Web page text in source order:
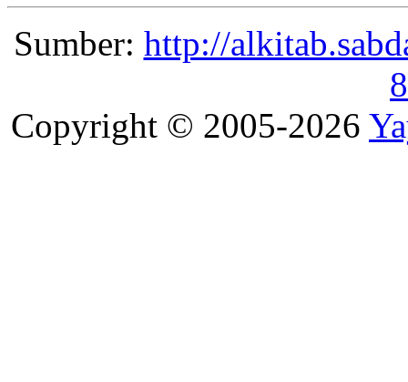
Sumber: http://
Copyright © 2005-2026